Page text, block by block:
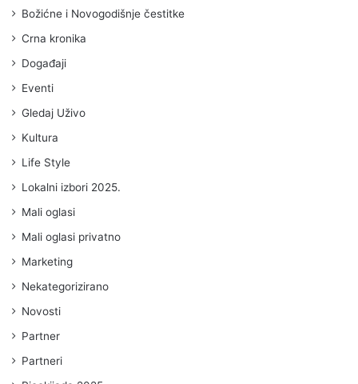
Božićne i Novogodišnje čestitke
Crna kronika
Događaji
Eventi
Gledaj Uživo
Kultura
Life Style
Lokalni izbori 2025.
Mali oglasi
Mali oglasi privatno
Marketing
Nekategorizirano
Novosti
Partner
Partneri